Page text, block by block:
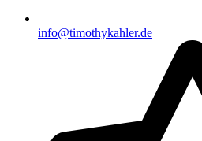
info@timothykahler.de